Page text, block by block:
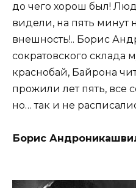
до чего хорош был!
видели, на пять
внешность!.. Борис
сократовского
краснобай, Байрона
прожили лет пять, все
но… так и не
Борис